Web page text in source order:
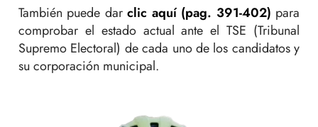
También puede darclic aquí (pag. 391-402) para
comprobar el estado actual ante el TSE (Tribunal
Supremo Electoral) de cada uno de los candidatos y
su corporación municipal.